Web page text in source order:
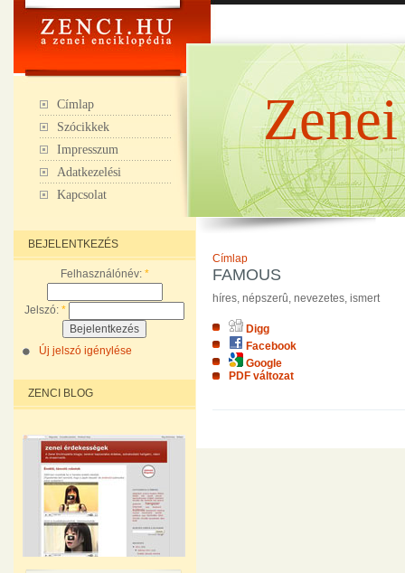
Címlap
Szócikkek
Impresszum
Adatkezelési
Kapcsolat
BEJELENTKEZÉS
Felhasználónév: *
Jelszó: *
Új jelszó igénylése
ZENCI BLOG
Címlap
FAMOUS
híres, népszerû, nevezetes, ismert
Digg
Facebook
Google
PDF változat